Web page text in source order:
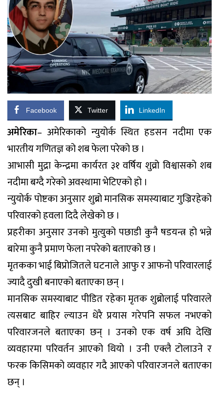
Facebook Twitter LinkedIn
अमेरिका– अमेरिकाको न्युयोर्क स्थित हडसन नदीमा एक
भारतीय गणितज्ञ को शब फेला परेको छ ।
आभासी मुद्रा केन्द्रमा कार्यरत ३१ वर्षिय शुव्रो विश्वासको शब
नदीमा बग्दै गरेको अवस्थामा भेटिएको हो ।
न्युयोर्क पोष्टका अनुसार शुब्रो मानसिक समस्याबाट गुज्रिरहेको
परिवारको हवला दिदै लेखेको छ ।
प्रहरीका अनुसार उनको मुत्युको पछाडी कुनै षडयन्त्र हो भन्ने
बारेमा कुनै प्रमाण फेला नपरेको बताएको छ ।
मृतकका भाई बिप्रोजितले घटनाले आफु र आफनो परिवारलाई
ज्यादै दुखी बनाएको बताएका छन् ।
मानसिक समस्याबाट पीडित रहेका मृतक शुब्रोलाई परिवारले
त्यसबाट बाहिर ल्याउन धेरै प्रयास गरेपनि सफल नभएको
परिवारजनले बताएका छन् । उनको एक वर्ष अघि देखि
व्यवहारमा परिवर्तन आएको थियो । उनी एक्लै टोलाउने र
फरक किसिमको व्यवहार गदै आएको परिवारजनले बताएका
छन् ।